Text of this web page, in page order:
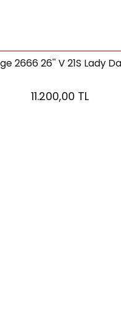
2666 26'' V 21S Lady
11.200,00 TL